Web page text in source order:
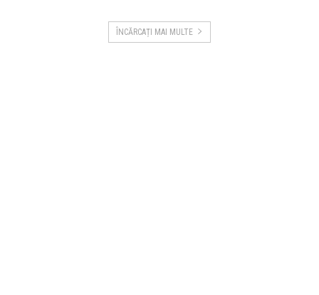
ÎNCĂRCAȚI MAI MULTE